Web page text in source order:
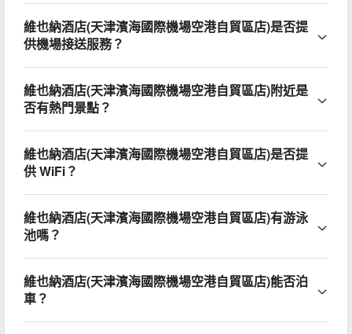
維也納酒店(天津濱海國際機場空港自貿區店)是否提
供機場接送服務？
維也納酒店(天津濱海國際機場空港自貿區店)附近是
否有熱門景點？
維也納酒店(天津濱海國際機場空港自貿區店)是否提
供 WiFi？
維也納酒店(天津濱海國際機場空港自貿區店)有游泳
池嗎？
維也納酒店(天津濱海國際機場空港自貿區店)能否泊
車？